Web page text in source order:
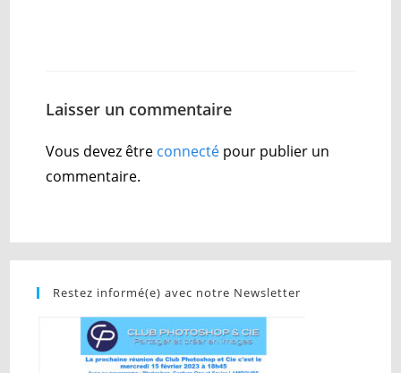
Laisser un commentaire
Vous devez être connecté pour publier un
commentaire.
Restez informé(e) avec notre Newsletter